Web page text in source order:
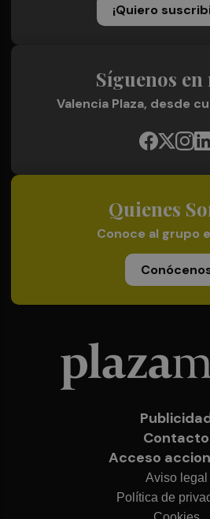
¡Quiero
Síguenos en
Valencia Plaza, desde
Quienes
Conoce al grupo
Contacto
Acceso
Aviso legal
Política de